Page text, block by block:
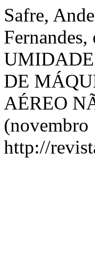
Safre,
DE
AÉREO
(novembro
http://